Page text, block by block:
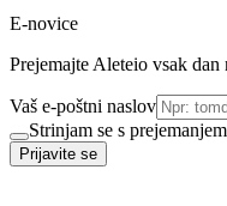
E-novice
Prejemajte Aleteio vsak dan
Vaš e-poštni naslov
Strinjam se s
Prijavite se